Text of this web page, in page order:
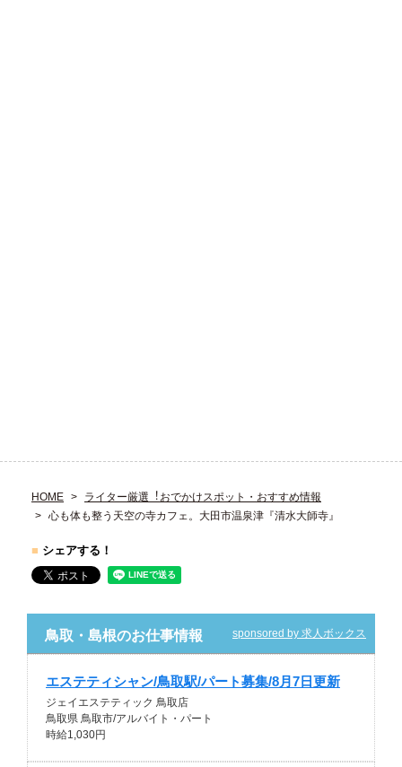
HOME
ライター厳選︕おでかけスポット・おすすめ情報
心も体も整う天空の寺カフェ。大田市温泉津『清水大師寺』
■ シェアする！
鳥取・島根のお仕事情報 sponsored by 求人ボックス
エステティシャン/鳥取駅/パート募集/8月7日更新
ジェイエステティック 鳥取店
鳥取県 鳥取市/アルバイト・パート
時給1,030円